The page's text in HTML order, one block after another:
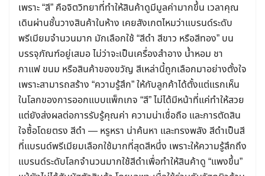
เพราะ “สี” คือจิตวิทยาที่ทำให้สินค้าดูมีมูลค่ามากขึ้น เวลาคุณ
เดินผ่านชั้นวางสินค้าในห้าง เคยสังเกตไหมว่าแบรนด์ระดับ
พรีเมียมจำนวนมาก มักเลือกใช้ “สีดำ สีขาว หรือสีทอง” บน
บรรจุภัณฑ์อยู่เสมอ ไม่ว่าจะเป็นเครื่องสำอาง น้ำหอม ชา
กาแฟ ขนม หรือสินค้าของขวัญ สีเหล่านี้ถูกเลือกมาอย่างตั้งใจ
เพราะสามารถสร้าง “ความรู้สึก” ให้กับลูกค้าได้ตั้งแต่แรกเห็น
ในโลกของการออกแบบแพ็กเกจ “สี” ไม่ได้มีหน้าที่แค่ทำให้สวย
แต่ยังส่งผลต่อการรับรู้คุณค่า ความน่าเชื่อถือ และการตัดสิน
ใจซื้อโดยตรง สีดำ — หรูหรา น่าค้นหา และทรงพลัง สีดำเป็นสี
ที่แบรนด์พรีเมียมเลือกใช้มากที่สุดสีหนึ่ง เพราะให้ความรู้สึกถึง
แบรนด์ระดับโลกจำนวนมากใช้สีดำเพื่อทำให้สินค้าดู “แพงขึ้น”